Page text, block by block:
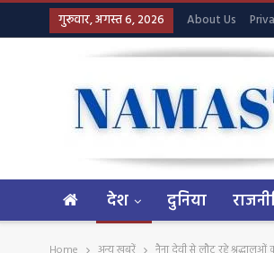
गुरूवार, अगस्त 6, 2026 About Us
देश दुनिया